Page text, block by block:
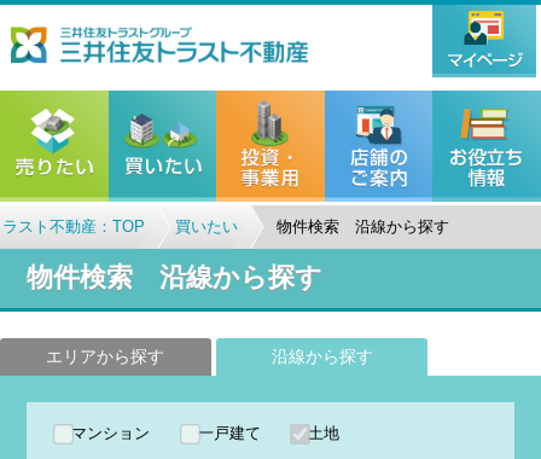
スト不動産：TOP 買いたい 物件検索 沿線から探す
物件検索 沿線から探す
エリアから探す 沿線から探す
マンション 一戸建て 土地